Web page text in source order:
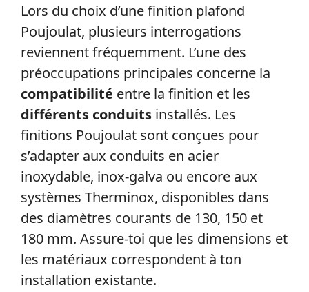
Lors du choix d’une finition plafond
Poujoulat, plusieurs interrogations
reviennent fréquemment. L’une des
préoccupations principales concerne la
compatibilité entre la finition et les
différents conduits installés. Les
finitions Poujoulat sont conçues pour
s’adapter aux conduits en acier
inoxydable, inox-galva ou encore aux
systèmes Therminox, disponibles dans
des diamètres courants de 130, 150 et
180 mm. Assure-toi que les dimensions et
les matériaux correspondent à ton
installation existante.